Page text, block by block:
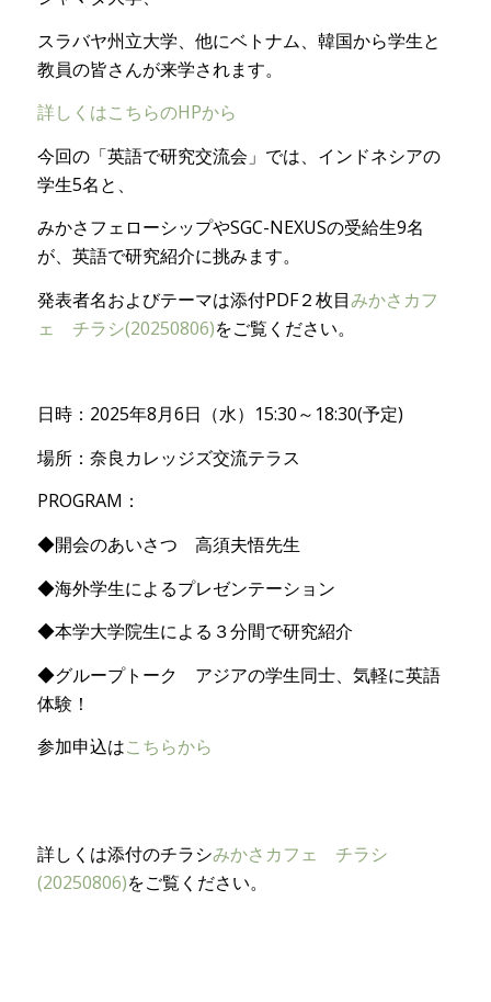
スラバヤ州立大学、他にベトナム、韓国から学生と
教員の皆さんが来学されます。
詳しくはこちらのHPから
今回の「英語で研究交流会」では、インドネシアの
学生5名と、
みかさフェローシップやSGC-NEXUSの受給生9名
が、英語で研究紹介に挑みます。
発表者名およびテーマは添付PDF２枚目みかさカフ
ェ チラシ(20250806)をご覧ください。
日時：2025年8月6日（水）15:30～18:30(予定)
場所：奈良カレッジズ交流テラス
PROGRAM：
◆開会のあいさつ 高須夫悟先生
◆海外学生によるプレゼンテーション
◆本学大学院生による３分間で研究紹介
◆グループトーク アジアの学生同士、気軽に英語
体験！
参加申込はこちらから
詳しくは添付のチラシみかさカフェ チラシ
(20250806)をご覧ください。